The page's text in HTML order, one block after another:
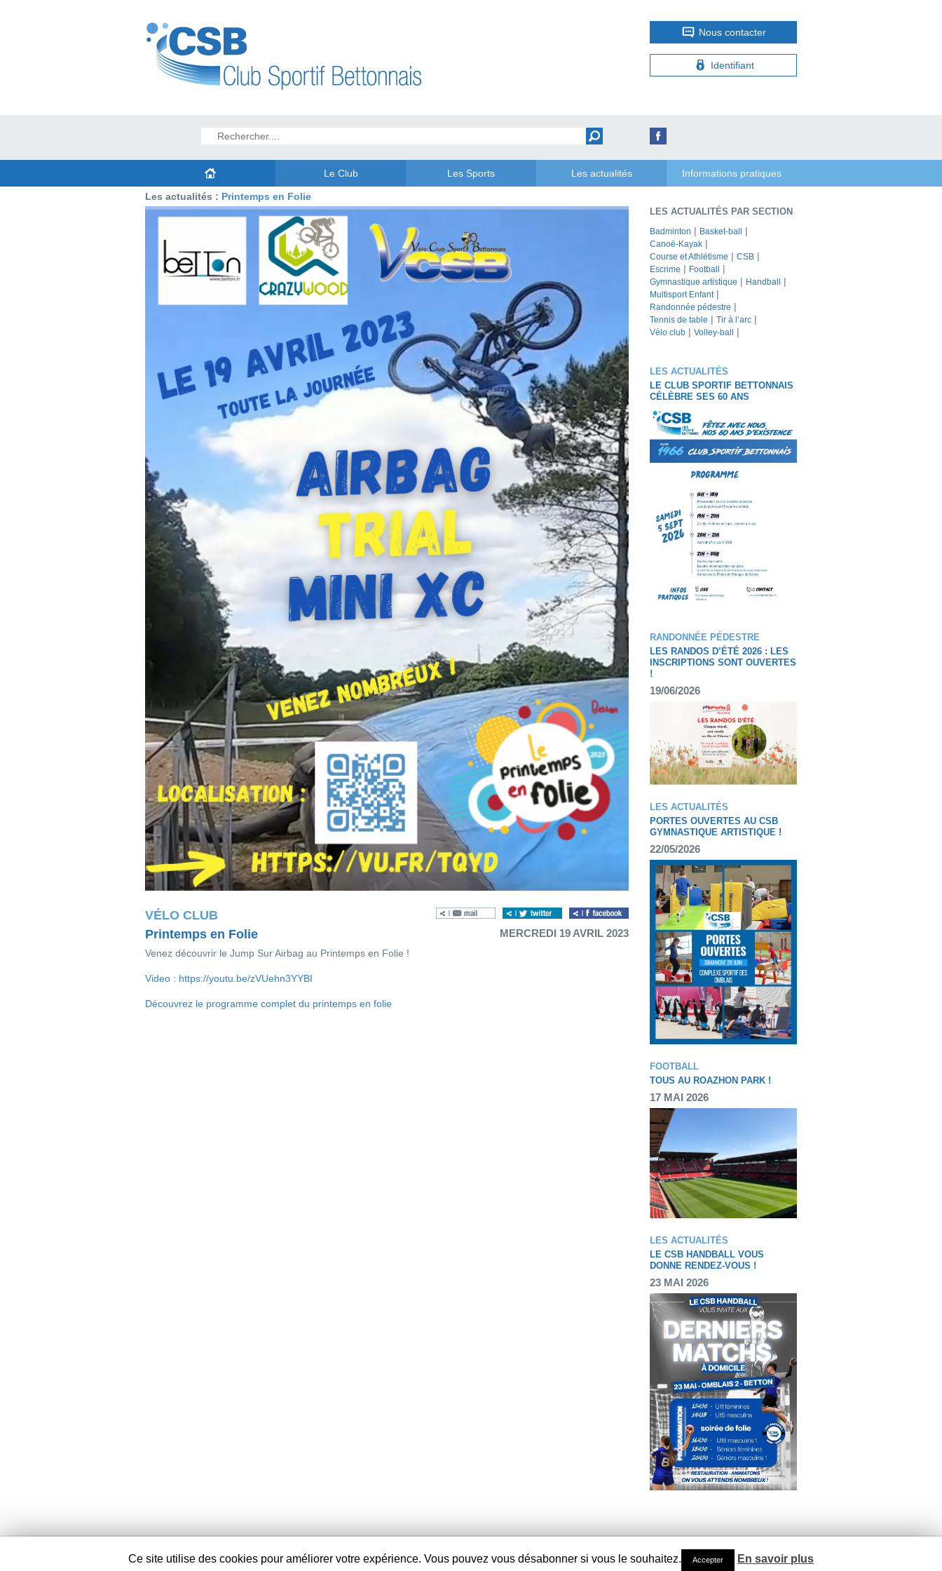
Nous contacter
Identifiant
Le Club Les Sports Les actualités Informations pratiques
Les actualités : Printemps en Folie
VÉLO CLUB
Printemps en Folie
MERCREDI 19 AVRIL 2023
Venez découvrir le Jump Sur Airbag au Printemps en Folie !
Video : https://youtu.be/zVUehn3YYBI
Découvrez le programme complet du printemps en folie
LES ACTUALITÉS PAR SECTION
Badminton
Basket-ball
Canoë-Kayak
Course et Athlétisme
CSB
Escrime
Football
Gymnastique artistique
Handball
Multisport Enfant
Randonnée pédestre
Tennis de table
Tir à l’arc
Vélo club
Volley-ball
LES ACTUALITÉS
LE CLUB SPORTIF BETTONNAIS
CÉLÈBRE SES 60 ANS
RANDONNÉE PÉDESTRE
LES RANDOS D’ÉTÉ 2026 : LES
INSCRIPTIONS SONT OUVERTES
!
19/06/2026
LES ACTUALITÉS
PORTES OUVERTES AU CSB
GYMNASTIQUE ARTISTIQUE !
22/05/2026
FOOTBALL
TOUS AU ROAZHON PARK !
17 MAI 2026
LES ACTUALITÉS
LE CSB HANDBALL VOUS
DONNE RENDEZ-VOUS !
23 MAI 2026
Nous contacter Mentions légales
Ce site utilise des cookies pour améliorer votre expérience. Vous pouvez vous désabonner si vous le souhaitez. Accepter En savoir plus